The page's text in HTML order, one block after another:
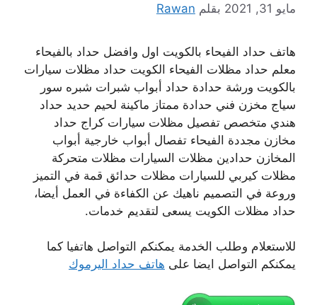
مايو 31, 2021 بقلم Rawan
هاتف حداد الفيحاء بالكويت اول وافضل حداد بالفيحاء
معلم حداد مظلات الفيحاء الكويت حداد مظلات سيارات
بالكويت ورشة حدادة حداد أبواب شبرات شبره سور
سياج مخزن فني حدادة ممتاز ماكينة لحيم حديد حداد
هندي متخصص تفصيل مظلات سيارات كراج حداد
مخازن مجددة الفيحاء تفصال أبواب خارجية أبواب
المخازن حدادين مظلات السيارات مظلات متحركة
مظلات كيربي للسيارات مظلات حدائق قمة في التميز
وروعة في التصميم ناهيك عن الكفاءة في العمل أيضا،
حداد مظلات الكويت يسعى لتقديم خدمات.
للاستعلام وطلب الخدمة يمكنكم التواصل هاتفيا كما
يمكنكم التواصل ايضا على هاتف حداد اليرموك